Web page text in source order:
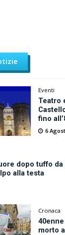
Eventi
Teatro
fino
6
dopo tuffo
alla testa
Cronaca
morto